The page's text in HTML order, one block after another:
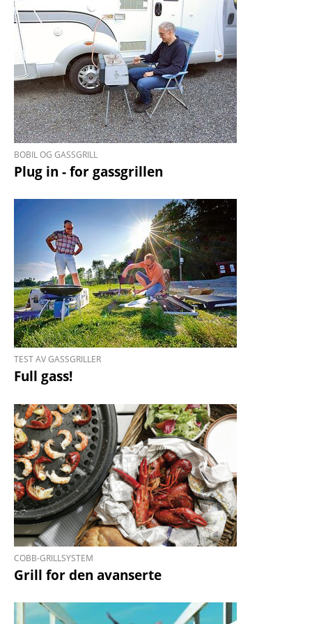
BOBIL OG GASSGRILL
Plug in - for gass­grillen
TEST AV GASSGRILLER
Full gass!
COBB-GRILLSYSTEM
Grill for den avanserte